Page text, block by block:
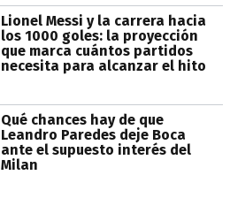
Lionel Messi y la carrera hacia
los 1000 goles: la proyección
que marca cuántos partidos
necesita para alcanzar el hito
Qué chances hay de que
Leandro Paredes deje Boca
ante el supuesto interés del
Milan